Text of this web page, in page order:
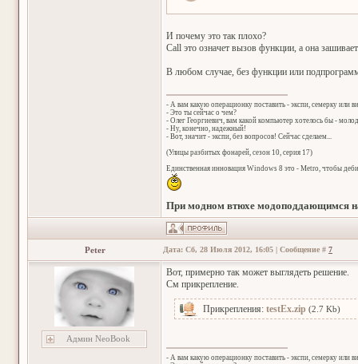
И почему это так плохо?
Call это означет вызов функции, а она
В любом случае, без функции или
- А вам какую операционку поставить - экспи, семерку или
- Это ты сейчас о чем?
- Олег Георгиевич, вам какой компьютер хотелось бы -
- Ну, конечно, надежный!
- Вот, значит - экспи, без вопросов! Сейчас сделаем...
(Улицы разбитых фонарей, сезон 10, серия 17)
Единственная инновация Windows 8 это - Metro, чтобы
При модном втюхе модоподдающимся
Peter Дата: Сб, 28 Июля 2012, 16:05 | Сообщение # 7
Админ NeoBook
Вот, примерно так может выглядеть решение.
См прикрепление.
Прикрепления: testEx.zip (2.7 Kb)
- А вам какую операционку поставить - экспи, семерку или